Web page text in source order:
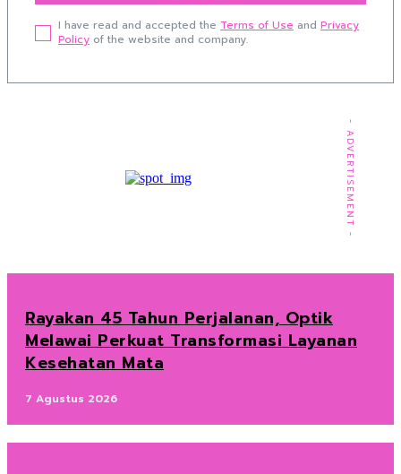
I have read and accepted the Terms of Use and Privacy
Policy of the website and company.
- ADVERTISEMENT -
Rayakan 45 Tahun Perjalanan, Optik
Melawai Perkuat Transformasi Layanan
Kesehatan Mata
7 Agustus 2026